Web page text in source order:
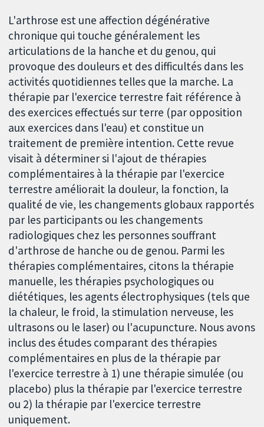
L'arthrose est une affection dégénérative
chronique qui touche généralement les
articulations de la hanche et du genou, qui
provoque des douleurs et des difficultés dans les
activités quotidiennes telles que la marche. La
thérapie par l'exercice terrestre fait référence à
des exercices effectués sur terre (par opposition
aux exercices dans l'eau) et constitue un
traitement de première intention. Cette revue
visait à déterminer si l'ajout de thérapies
complémentaires à la thérapie par l'exercice
terrestre améliorait la douleur, la fonction, la
qualité de vie, les changements globaux rapportés
par les participants ou les changements
radiologiques chez les personnes souffrant
d'arthrose de hanche ou de genou. Parmi les
thérapies complémentaires, citons la thérapie
manuelle, les thérapies psychologiques ou
diététiques, les agents électrophysiques (tels que
la chaleur, le froid, la stimulation nerveuse, les
ultrasons ou le laser) ou l'acupuncture. Nous avons
inclus des études comparant des thérapies
complémentaires en plus de la thérapie par
l'exercice terrestre à 1) une thérapie simulée (ou
placebo) plus la thérapie par l'exercice terrestre
ou 2) la thérapie par l'exercice terrestre
uniquement.